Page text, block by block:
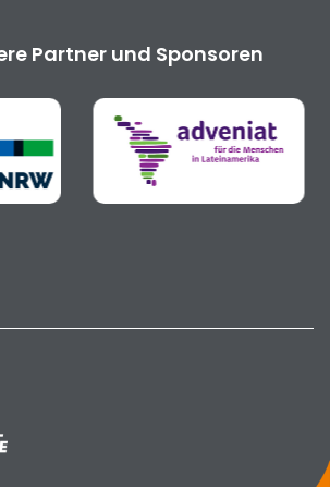
Partner und Sponsoren